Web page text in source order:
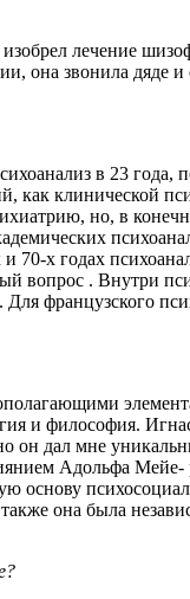
лечение
она звонила дяде
в 23 года,
как клинической
но, в
70-х годах
вопрос . Внутри
французского
и философия.
он дал мне
Адольфа Мейе-
основу
она была